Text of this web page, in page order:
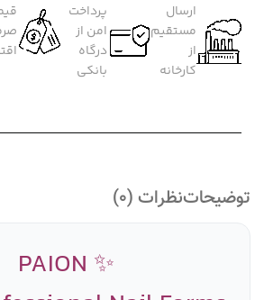
ارسال
مستقیم
از
کارخانه
پرداخت
امن از
درگاه
بانکی
توضیحاتنظرات (0)
✨ PAION